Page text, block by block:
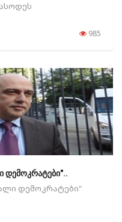
985
დემოკრატები"..
დემოკრატები"